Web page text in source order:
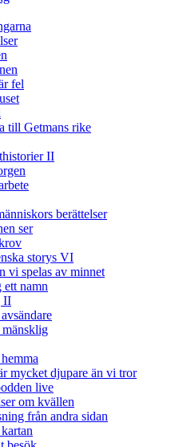
fel
till Getmans rike
II
berättelser
ser
storys VI
vi spelas av minnet
namn
II
mycket djupare än vi tror
live
om kvällen
från andra sidan